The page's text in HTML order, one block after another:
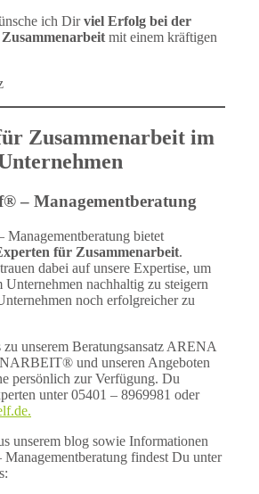
ich Dirviel Erfolg bei der
mit einem kräftigen
Zusammenarbeit im
– Managementberatung
Managementberatung bietet
für Zusammenarbeit.
dabei auf unsere Expertise, um
nachhaltig zu steigern
noch erfolgreicher zu
unserem Beratungsansatz ARENA
und unseren Angeboten
persönlich zur Verfügung. Du
unter 05401 – 8969981 oder
unserem blog sowie Informationen
findest Du unter